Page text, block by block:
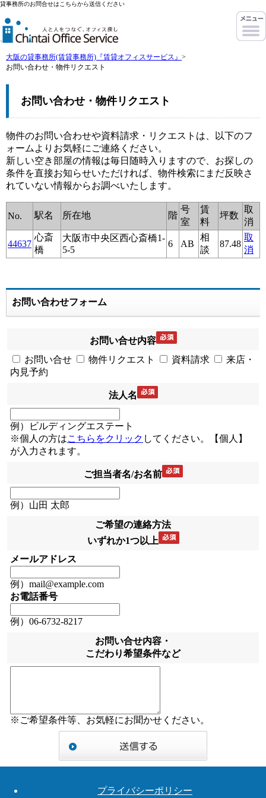
貸事務所のお問合せはこちらから送信ください
大阪の貸事務所(賃貸事務所)『賃貸オフィスサービス』 >
お問い合わせ・物件リクエスト
お問い合わせ・物件リクエスト
物件のお問い合わせや資料請求・リクエストは、以下のフ
ォームよりお気軽にご連絡ください。
新しい空き部屋の情報は毎日随時入りますので、お探しの
条件を直接お知らせいただければ、物件検索にまだ反映さ
れていない情報からお調べいたします。
No. 駅名 所在地 階
号
室
賃
料
坪数
取
消
44637
心斎
橋
大阪市中央区西心斎橋1-
5-5
6 AB
相
談
87.48
取
消
お問い合わせフォーム
お問い合せ内容
お問い合せ
物件リクエスト 資料請求
来店・
内見予約
法人名
例）ビルディングエステート
※個人の方はこちらをクリック してください。【個人】
が入力されます。
ご担当者名/お名前
例）山田 太郎
ご希望の連絡方法
いずれか1つ以上
メールアドレス
例）mail@example.com
お電話番号
例）06-6732-8217
お問い合せ内容・
こだわり希望条件など
※ご希望条件等、お気軽にお聞かせください。
プライバシーポリシー